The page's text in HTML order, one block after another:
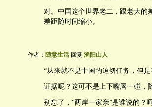
对。中国这个世界老二，跟老大的
差距随时间缩小。
作者： 随意生活 回复 渔阳山人
“从来就不是中国的迫切任务，但
证据呢？这可不是上下嘴唇一碰，
别忘了，“两岸一家亲”是谁说的？